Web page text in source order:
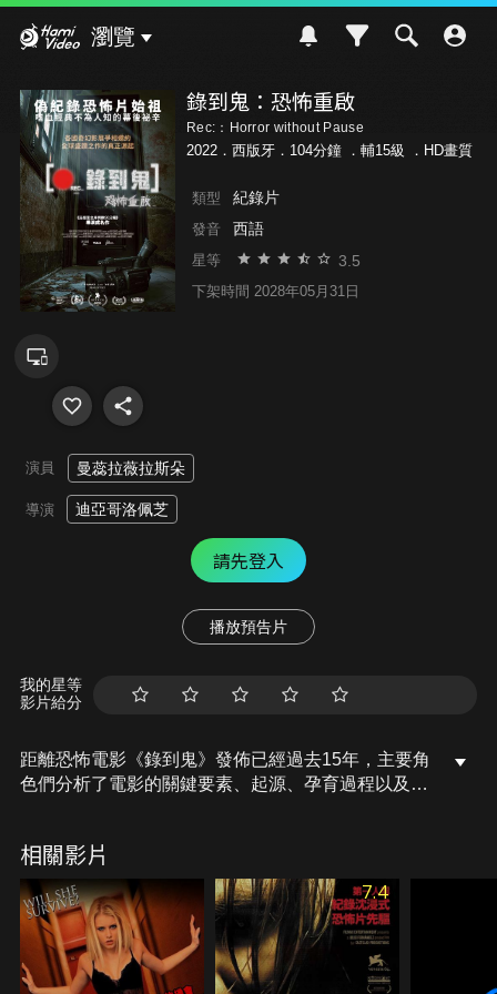
瀏覽
錄到鬼：恐怖重啟
Rec:：Horror without Pause
2022．西版牙．104分鐘 ． 輔15級 ．HD畫質
類型 紀錄片
發音 西語
星等 3.5
下架時間 2028年05月31日
演員 曼蕊拉薇拉斯朵
導演 迪亞哥洛佩芝
請先登入
播放預告片
我的星等
影片給分
距離恐怖電影《錄到鬼》發佈已經過去15年，主要角
色們分析了電影的關鍵要素、起源、孕育過程以及它
相關影片
7.4